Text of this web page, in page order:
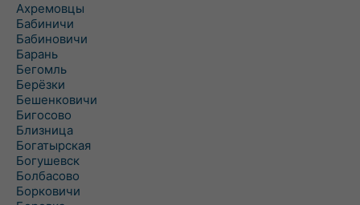
Ахремовцы
Бабиничи
Бабиновичи
Барань
Бегомль
Берёзки
Бешенковичи
Бигосово
Близница
Богатырская
Богушевск
Болбасово
Борковичи